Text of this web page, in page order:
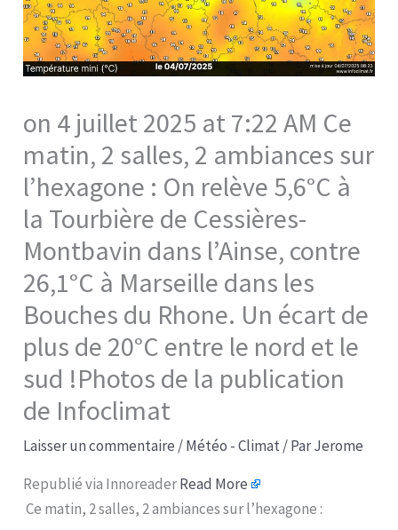
on 4 juillet 2025 at 7:22 AM Ce
matin, 2 salles, 2 ambiances sur
l’hexagone : On relève 5,6°C à
la Tourbière de Cessières-
Montbavin dans l’Ainse, contre
26,1°C à Marseille dans les
Bouches du Rhone. Un écart de
plus de 20°C entre le nord et le
sud !Photos de la publication
de Infoclimat
Laisser un commentaire /Météo - Climat/ ParJerome
Republié via InnoreaderRead More
Ce matin, 2 salles, 2 ambiances sur l’hexagone :